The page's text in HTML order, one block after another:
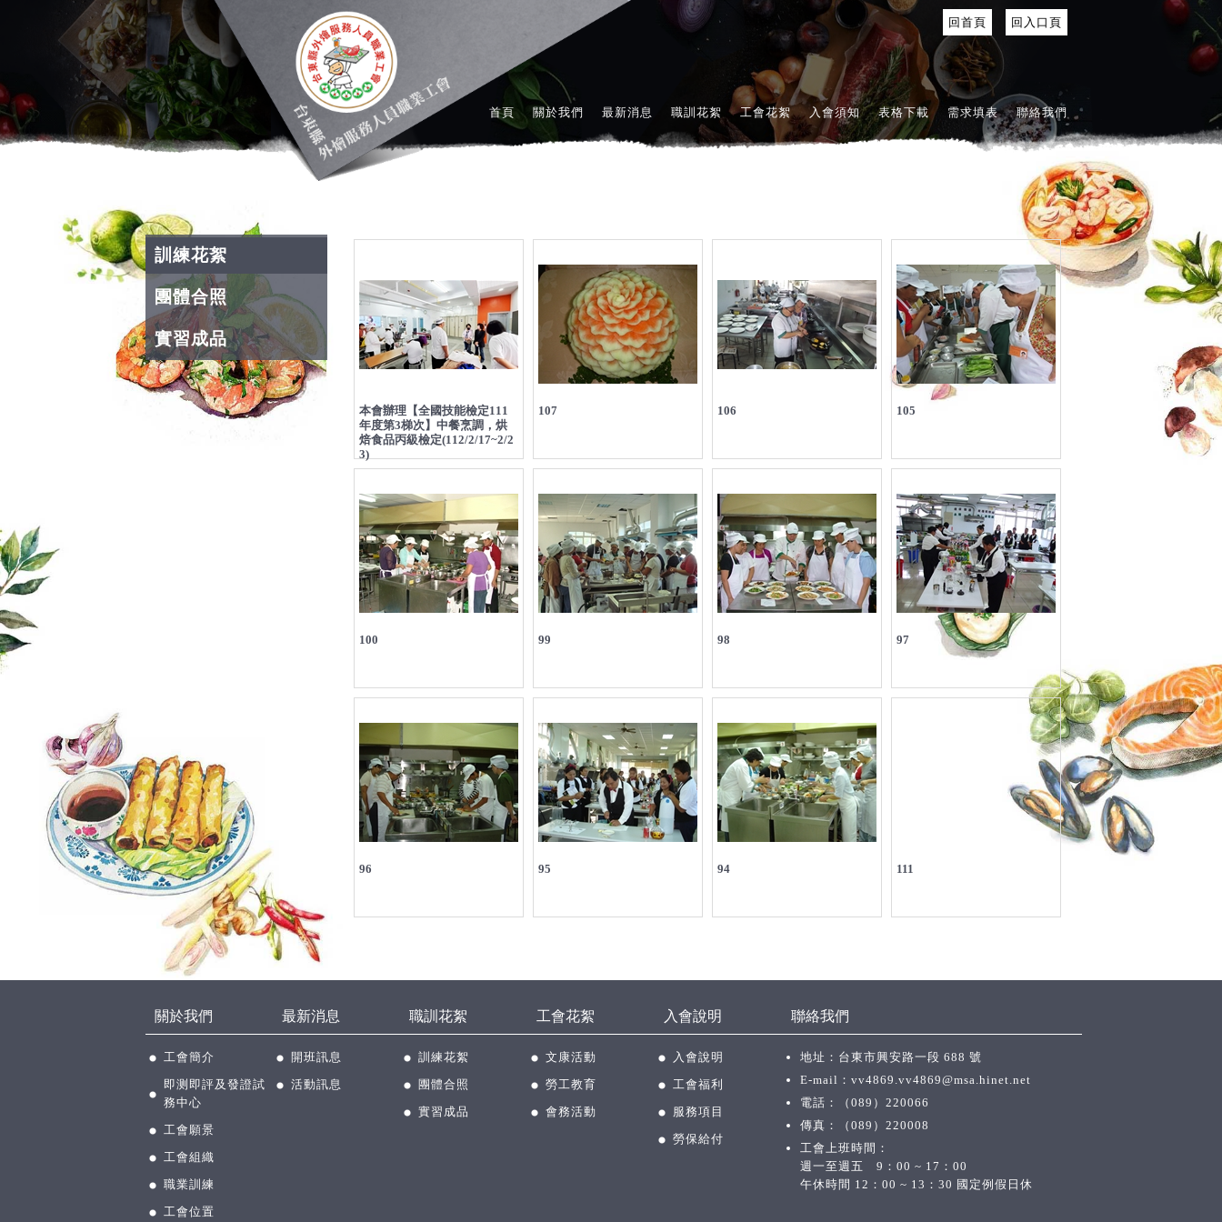
回首頁 回入口頁
首頁 關於我們 最新消息 職訓花絮 工會花絮 入會須知 表格下載 需求填表 聯絡我們
訓練花絮
團體合照
實習成品
本會辦理【全國技能檢定111
年度第3梯次】中餐烹調，烘
焙食品丙級檢定(112/2/17~2/2
3)
107 106 105
100 99 98 97
96 95 94 111
關於我們
工會簡介
即测即評及發證試
務中心
工會願景
工會組織
職業訓練
工會位置
最新消息
開班訊息
活動訊息
職訓花絮
訓練花絮
團體合照
實習成品
工會花絮
文康活動
勞工教育
會務活動
入會說明
入會說明
工會福利
服務項目
勞保給付
聯絡我們
地址：台東市興安路一段 688 號
E-mail： vv4869.vv4869@msa.hinet.net
電話：
（089）220066
傳真：（089）220008
工會上班時間：
週一至週五 9：00 ~ 17：00
午休時間 12：00 ~ 13：30 國定例假日休